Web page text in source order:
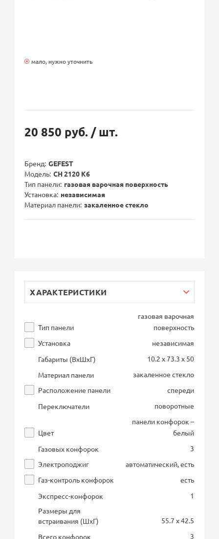
мало, нужно уточнить
20 850 руб. / шт.
Бренд GEFEST
Модель СН 2120 К6
Тип панели газовая варочная поверхность
Установка независимая
Материал панели закаленное стекло
ХАРАКТЕРИСТИКИ
Тип панели
газовая варочная
поверхность
Установка
независимая
Габариты (ВхШхГ)
10.2 x 73.3 x 50
Материал панели
закаленное стекло
Расположение панели
спереди
Переключатели
поворотные
Цвет
панели конфорок –
белый
Газовых конфорок
3
Электроподжиг
автоматический, есть
Газ-контроль конфорок
есть
Экспресс-конфорок
1
Размеры для
встраивания (ШхГ)
55.7 x 42.5
Всего конфорок
3